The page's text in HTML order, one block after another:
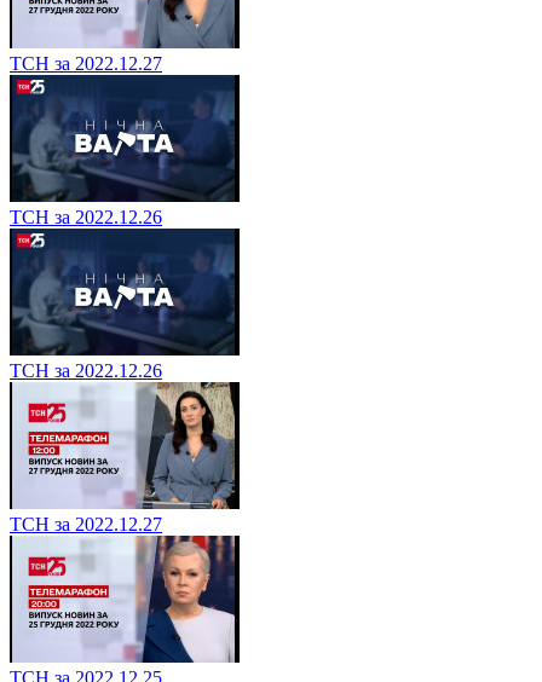
ТСН за 2022.12.27
ТСН за 2022.12.26
ТСН за 2022.12.26
ТСН за 2022.12.27
ТСН за 2022.12.25